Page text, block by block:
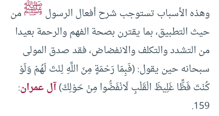
وهذه الأسباب تستوجب شرح أفعال الرسولﷺمن
حيث التطبيق، بما يقترن بصحة الفهم والرحمة بعيدا
من التشدد والتكلف والانفضاض، فقد صدق المولى
سبحانه حين يقول: (فَبِمَا رَحْمَةٍ مِنَ اللَّهِ لِنْتَ لَهُمْ وَلَوْ
كُنْتَ فَظًّا غَلِيظَ الْقَلْبِ لَانْفَضُّوا مِنْ حَوْلِكَ)آل عمران:
159.